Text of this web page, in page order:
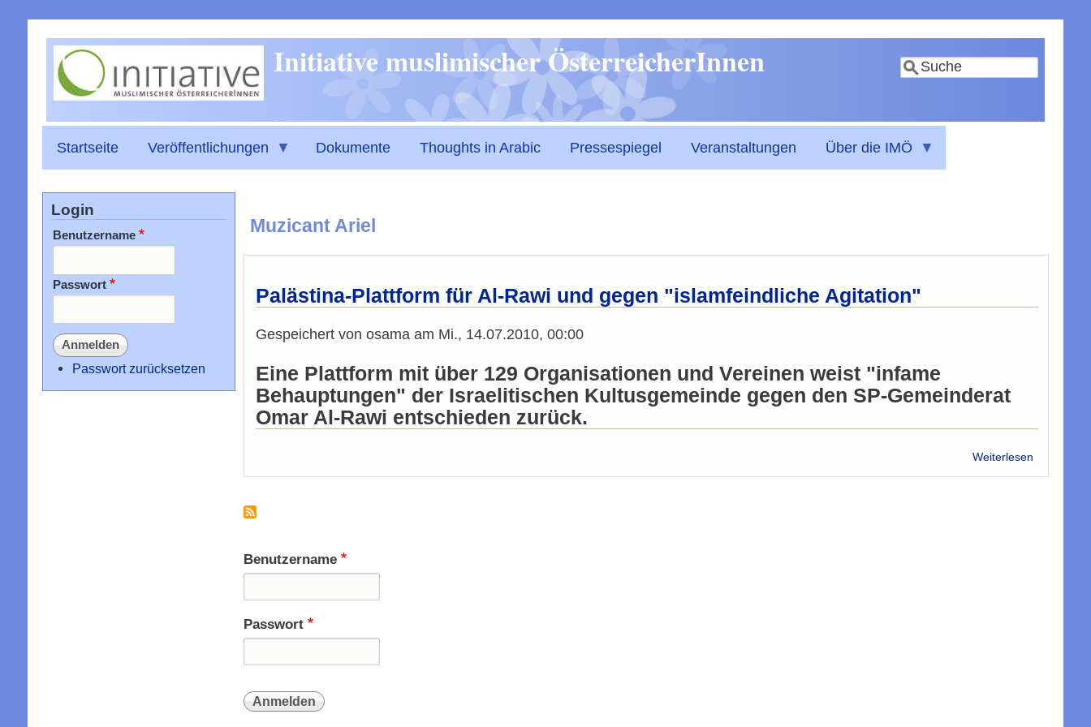
zum
Inhalt
Suche
Initiative muslimischer ÖsterreicherInnen
Startseite Veröffentlichungen Dokumente Thoughts in Arabic Pressespiegel Veranstaltungen Über die IMÖ
Muzicant Ariel
Palästina-Plattform für Al-Rawi und gegen "islamfeindliche Agitation"
Gespeichert von osamaam Mi., 14.07.2010, 00:00
Eine Plattform mit über 129 Organisationen und Vereinen weist "infame
Behauptungen" der Israelitischen Kultusgemeinde gegen den SP-Gemeinderat
Omar Al-Rawi entschieden zurück.
Weiterlesen
Benutzername
Passwort
Login
Benutzername
Passwort
Passwort zurücksetzen